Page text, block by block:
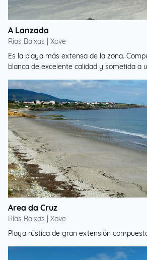
A Lanzada
Rías Baixas | Xove
Es la playa más extensa de la zona.
blanca de excelente calidad y sometida a
Area da Cruz
Rías Baixas | Xove
Playa rústica de gran extensión